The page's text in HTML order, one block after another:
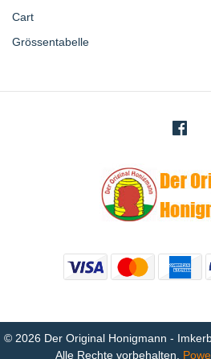
Cart
Grössentabelle
© 2026 Der Original Honigmann -
Alle Rechte vorbehalten.